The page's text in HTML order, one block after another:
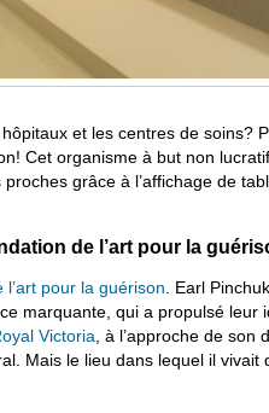
et les centres de soins?
Cet organisme à but non
grâce à l’affichage de
de l’art pour la
l’art pour la guérison . Earl
marquante, qui a propulsé leur
Victoria , à l’approche de
Mais le lieu dans lequel il vivait